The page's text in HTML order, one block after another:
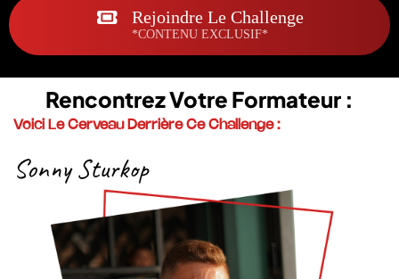
Rejoindre Le Challenge
*CONTENU EXCLUSIF*
Rencontrez Votre Formateur :
Voici Le Cerveau Derrière Ce Challenge :
Sonny Sturkop